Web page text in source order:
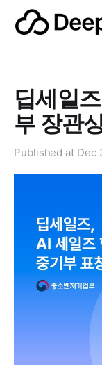
딥세일
부 장관
Published at Dec